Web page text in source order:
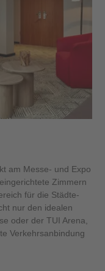
am Messe- und Expo
Zimmern
für die Städte-
nur den idealen
oder der TUI Arena,
Verkehrsanbindung